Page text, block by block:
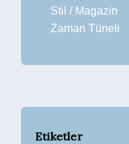
Stil / Magazin
Zaman Tüneli
Etiketler